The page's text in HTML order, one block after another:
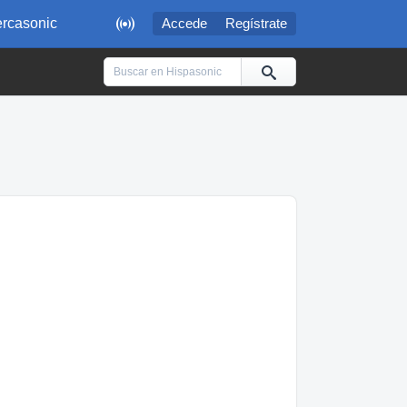
 Accede Regístrate